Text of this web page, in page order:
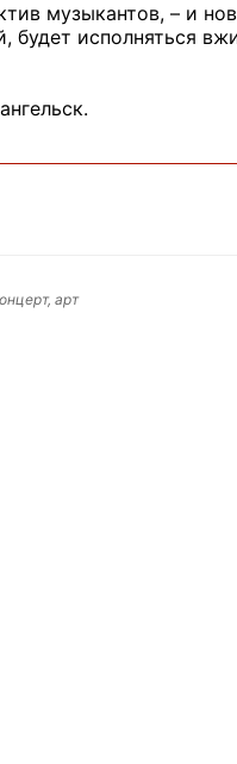
музыкантов, – и
будет исполняться
арт